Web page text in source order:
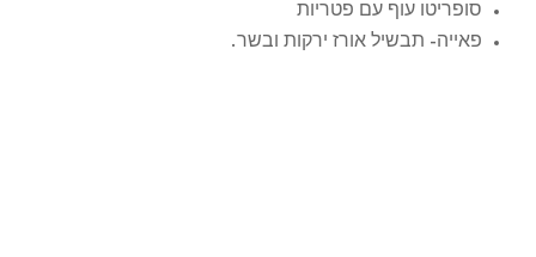
סופריטו עוף עם פטריות
פאייה- תבשיל אורז ירקות ובשר.